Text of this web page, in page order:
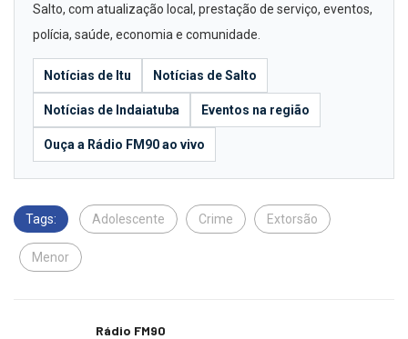
Salto, com atualização local, prestação de serviço, eventos,
polícia, saúde, economia e comunidade.
Notícias de Itu Notícias de Salto
Notícias de Indaiatuba Eventos na região
Ouça a Rádio FM90 ao vivo
Tags: Adolescente Crime Extorsão
Menor
Rádio FM90